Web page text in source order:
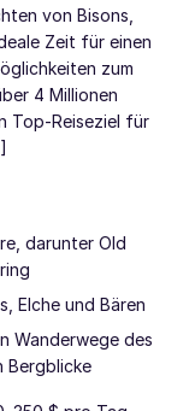
von Bisons,
Zeit für einen
zum
4 Millionen
Top-Reiseziel für
darunter Old
Elche und Bären
Wanderwege des
Bergblicke